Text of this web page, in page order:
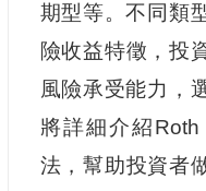
期型等。不同類
險收益特徵，投
風險承受能力，
將詳細介紹
法，幫助投資者